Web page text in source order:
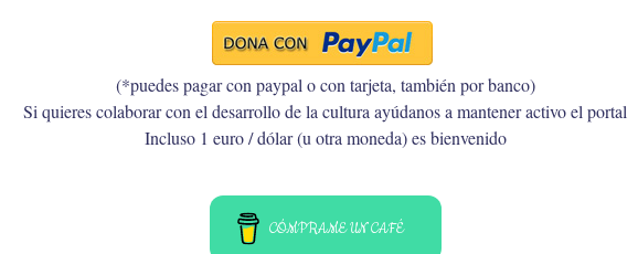
(*puedes pagar con paypal o con tarjeta, también por banco)
Si quieres colaborar con el desarrollo de la cultura ayúdanos a mantener activo el portal
Incluso 1 euro / dólar (u otra moneda) es bienvenido
CÓMPRAME UN CAFÉ